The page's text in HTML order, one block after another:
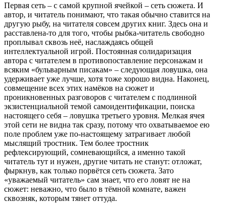
Первая сеть – с самой крупной ячейкой – сеть сюжета. И
автор, и читатель понимают, что такая обычно ставится на
другую рыбу, на читателя совсем других книг. Здесь она и
расставлена-то для того, чтобы рыбка-читатель свободно
проплывал сквозь неё, наслаждаясь общей
интеллектуальной игрой. Постоянная солидаризация
автора с читателем в противопоставление персонажам и
всяким «бульварным писакам» – следующая ловушка, она
удерживает уже лучше, хотя тоже хорошо видна. Наконец,
совмещение всех этих намёков на сюжет и
проникновенных разговоров с читателем с подлинной
экзистенциальной темой самоидентификации, поиска
настоящего себя – ловушка третьего уровня. Мелкая ячея
этой сети не видна так сразу, потому что охватываемое ею
поле проблем уже по-настоящему затрагивает любой
мыслящий тростник. Тем более тростник
рефлексирующий, сомневающийся, а именно такой
читатель тут и нужен, другие читать не станут: отложат,
фыркнув, как только порвётся сеть сюжета. Зато
«уважаемый читатель» сам знает, что его ловят не на
сюжет: неважно, что было в тёмной комнате, важен
сквозняк, которым тянет оттуда.